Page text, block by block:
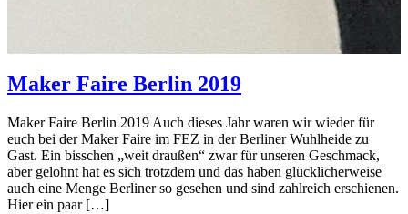
Maker Faire Berlin 2019
Maker Faire Berlin 2019 Auch dieses Jahr waren wir wieder für
euch bei der Maker Faire im FEZ in der Berliner Wuhlheide zu
Gast. Ein bisschen „weit draußen“ zwar für unseren Geschmack,
aber gelohnt hat es sich trotzdem und das haben glücklicherweise
auch eine Menge Berliner so gesehen und sind zahlreich erschienen.
Hier ein paar […]